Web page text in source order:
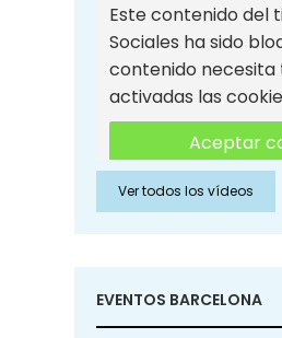
Este contenido del
Sociales ha sido
contenido necesita
activadas las
Aceptar
Aceptar
Sociales
Ver todos los vídeos
EVENTOS BARCELONA